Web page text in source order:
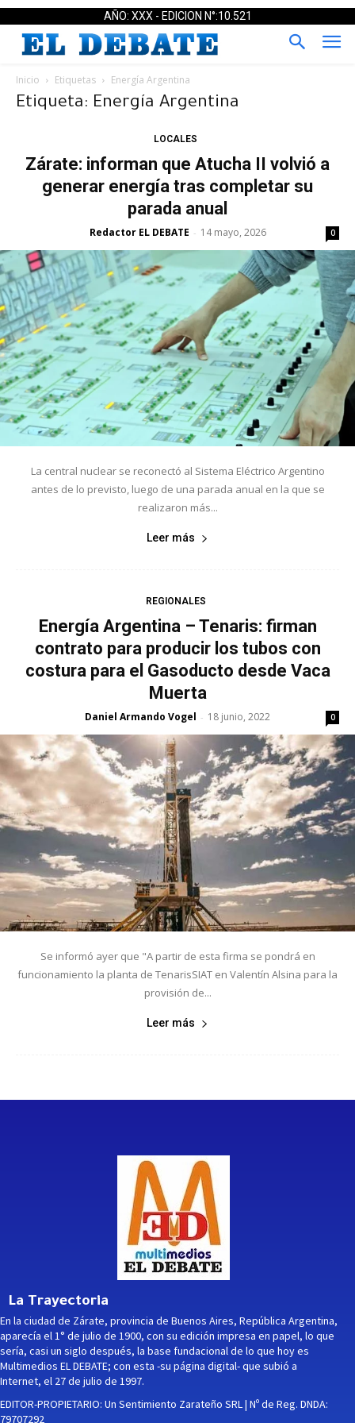
AÑO: XXX - EDICION N°:10.521
Inicio Etiquetas Energía Argentina
Etiqueta: Energía Argentina
LOCALES
Zárate: informan que Atucha II volvió a
generar energía tras completar su
parada anual
Redactor EL DEBATE - 14 mayo, 2026 0
La central nuclear se reconectó al Sistema Eléctrico Argentino
antes de lo previsto, luego de una parada anual en la que se
realizaron más...
Leer más
REGIONALES
Energía Argentina – Tenaris: firman
contrato para producir los tubos con
costura para el Gasoducto desde Vaca
Muerta
Daniel Armando Vogel - 18 junio, 2022 0
Se informó ayer que "A partir de esta firma se pondrá en
funcionamiento la planta de TenarisSIAT en Valentín Alsina para la
provisión de...
Leer más
La Trayectoria
En la ciudad de Zárate, provincia de Buenos Aires, República Argentina,
aparecía el 1° de julio de 1900, con su edición impresa en papel, lo que
sería, casi un siglo después, la base fundacional de lo que hoy es
Multimedios EL DEBATE; con esta -su página digital- que subió a
Internet, el 27 de julio de 1997.
EDITOR-PROPIETARIO: Un Sentimiento Zarateño SRL | Nº de Reg. DNDA:
79707292